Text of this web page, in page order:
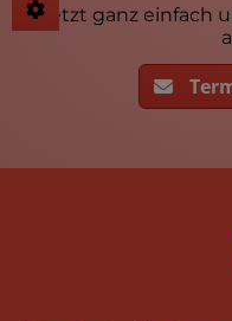
Jetzt ganz einfach